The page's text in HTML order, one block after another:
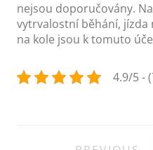
nejsou doporučovány.
vytrvalostní běhání, jízda
na kole jsou k tomuto
4.9/5 -